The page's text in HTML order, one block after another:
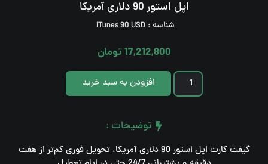
صفحه اصلی
مقالات
نحوه ثبت و دریافت سفارش
شرایط و قوانین
اطلاعیه و تخفیفات
اپل استور 90 دلاری آمریکا
شناسه : ITunes 90 USD
17,212,800تومان
اپل
استور
آمریکا
افزودن به سبد خرید
توضیحات :
گیفت کارت اپل استور 90 دلاری آمریکا، تحویل فوری کم‌تر از هفت